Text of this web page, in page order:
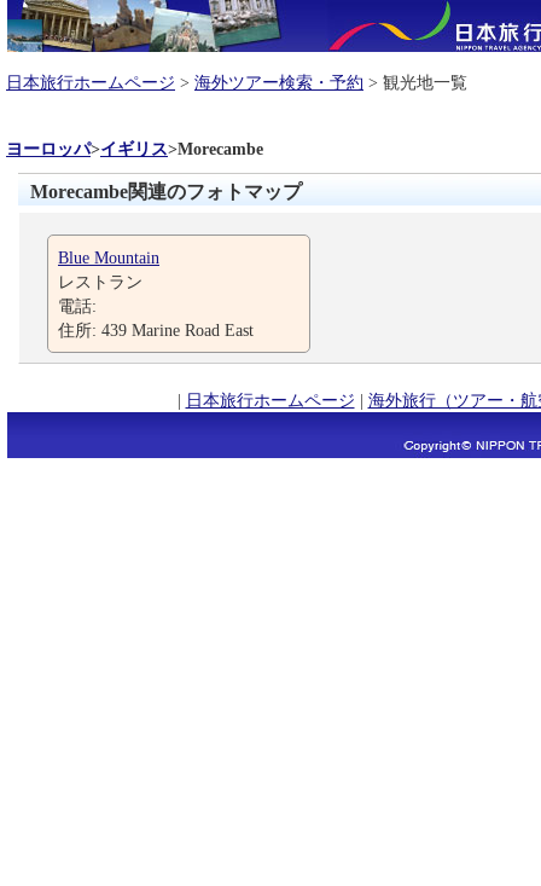
日本旅行ホームページ > 海外ツアー検索・予約 > 観光地一覧
ヨーロッパ>イギリス>Morecambe
Morecambe関連のフォトマップ
Blue Mountain
レストラン
電話:
住所: 439 Marine Road East
| 日本旅行ホームページ | 海外旅行（ツアー・航